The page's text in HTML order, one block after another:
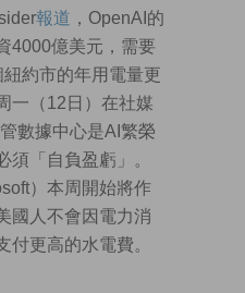
報道 ，OpenAI的
4000億美元，需要
約市的年用電量更
一（12日）在社媒
數據中心是AI繁榮
須「自負盈虧」。
）本周開始將作
國人不會因電力消
付更高的水電費。